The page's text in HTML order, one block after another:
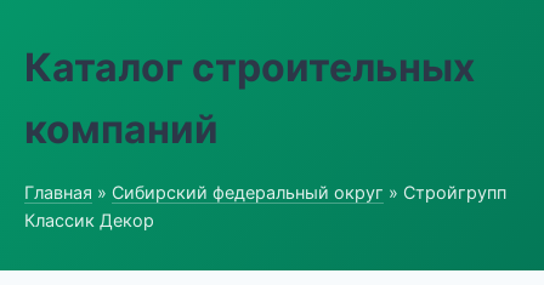
Каталог строительных
компаний
Главная » Сибирский федеральный округ » Стройгрупп
Классик Декор